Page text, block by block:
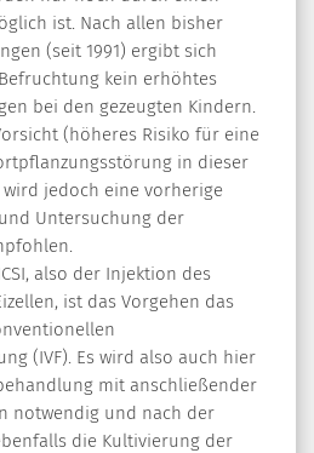
ist. Nach allen bisher
(seit 1991) ergibt sich
kein erhöhtes
bei den gezeugten Kindern.
(höheres Risiko für eine
in dieser
jedoch eine vorherige
Untersuchung der
also der Injektion des
ist das Vorgehen das
(IVF). Es wird also auch hier
mit anschließender
notwendig und nach der
die Kultivierung der